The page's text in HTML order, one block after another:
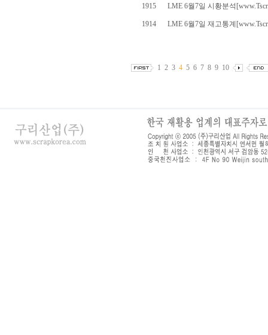
1915 LME 6월7일 시황분석
1914 LME 6월7일 재고통계
1 2 3 4 5 6 7 8 9 10